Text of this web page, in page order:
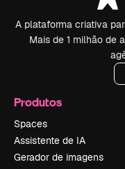
A plataforma criativa
Mais de 1 milhão de
Produtos
Spaces
Assistente de IA
Gerador de imagens